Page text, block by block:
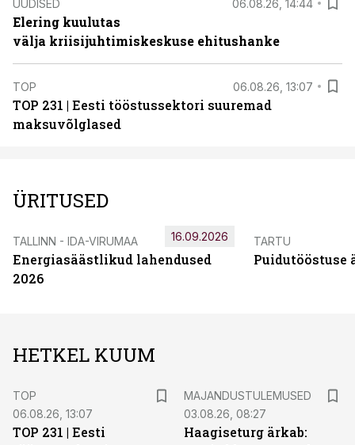
UUDISED 06.08.26, 14:44
Elering kuulutas
välja kriisijuhtimiskeskuse ehitushanke
TOP 06.08.26, 13:07
TOP 231 | Eesti tööstussektori suuremad
maksuvõlglased
ÜRITUSED
TALLINN - IDA-VIRUMAA
Energiasäästlikud lahendused
2026
16.09.2026 TARTU
Puidutööstuse
HETKEL KUUM
TOP
06.08.26, 13:07
TOP 231 | Eesti
MAJANDUSTULEMUSED
03.08.26, 08:27
Haagiseturg ärkab: